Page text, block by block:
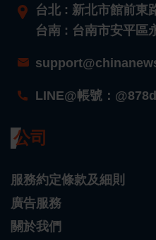
台北 : 新北市館前東
台南 : 台南市安平區
LINE@帳號：
公司
服務約定條款及細則
廣告服務
關於我們